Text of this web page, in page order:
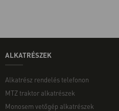
ALKATRÉSZEK
Alkatrész rendelés telefonon
MTZ traktor alkatrészek
Monosem vetőgép alkatrészek